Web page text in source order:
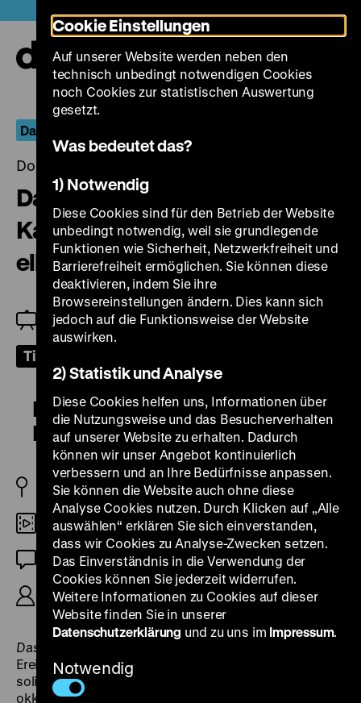
zum
Seiteninhalt
springen
Das ist nur der Anfang
Donnerstag, 28. April 2022, 20.00 Uhr
Das ist nur der Anfang - Der
Kampf geht weiter & Cerizay,
elles ont osé
Filmgespräch mit Claudia von Alemann
Tickets
Das ist nur der Anfang – der
Kampf geht weiter
BRD/FR 1969
16mm
OmU
R: Claudia von Alemann, 45‘
Das ist nur der Anfang
Ereignisse vom Mai ‘68 in Paris: Studierende
solidarisieren sich mit der arbeitenden Klasse,
okkupieren Universitäten und eignen sich Film-
Cookie Einstellungen
Auf unserer Website werden neben den
technisch unbedingt notwendigen Cookies
noch Cookies zur statistischen Auswertung
gesetzt.
Was bedeutet das?
1) Notwendig
Diese Cookies sind für den Betrieb der Website
unbedingt notwendig, weil sie grundlegende
Funktionen wie Sicherheit, Netzwerkfreiheit und
Barrierefreiheit ermöglichen. Sie können diese
deaktivieren, indem Sie ihre
Browsereinstellungen ändern. Dies kann sich
jedoch auf die Funktionsweise der Website
auswirken.
2) Statistik und Analyse
Diese Cookies helfen uns, Informationen über
die Nutzungsweise und das Besucherverhalten
auf unserer Website zu erhalten. Dadurch
können wir unser Angebot kontinuierlich
verbessern und an Ihre Bedürfnisse anpassen.
Sie können die Website auch ohne diese
Analyse Cookies nutzen. Durch Klicken auf „Alle
auswählen“ erklären Sie sich einverstanden,
dass wir Cookies zu Analyse-Zwecken setzen.
Das Einverständnis in die Verwendung der
Cookies können Sie jederzeit widerrufen.
Weitere Informationen zu Cookies auf dieser
Website finden Sie in unserer
Datenschutzerklärung und zu uns im Impressum.
Notwendig